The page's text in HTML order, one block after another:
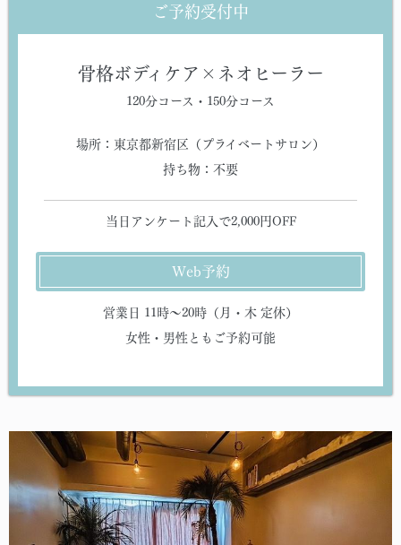
ご予約受付中
骨格ボディケア×ネオヒーラー
120分コース・150分コース
場所：東京都新宿区（プライベートサロン）
持ち物：不要
当日アンケート記入で2,000円OFF
Web予約
営業日 11時〜20時（月・木 定休）
女性・男性ともご予約可能